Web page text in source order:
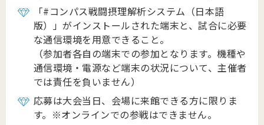
「#コンパス戦闘摂理解析システム（日本語
版）」がインストールされた端末と、試合に必要
な通信環境を用意できること。
（参加者各自の端末での参加となります。機種や
通信環境・電源など端末の状況について、主催者
では責任を負いません）
応募は大会当日、会場に来館できる方に限りま
す。※オンラインでの参戦はできません。